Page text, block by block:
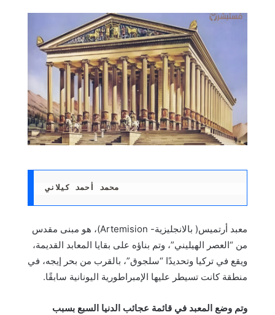
محمد أحمد كيلاني
معبد أرتميس( بالانجليزية- Artemision)، هو مبنى مقدس
من “العصر الهيليني”، وتم بناؤه على بقايا المعابد القديمة،
ويقع في تركيا وتحديدًا “سلجوق”، بالقرب من بحر إيجه، في
منطقة كانت تسيطر عليها الإمبراطورية اليونانية سابقًا.
وتم وضع المعبد في قائمة عجائب الدنيا السبع بسبب